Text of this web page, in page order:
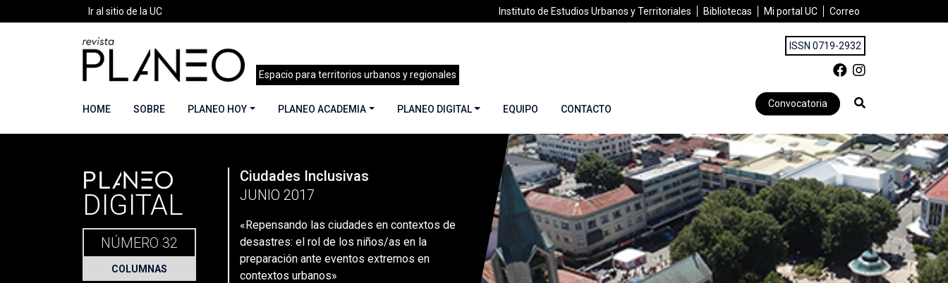
Ir al sitio de la UC Instituto de Estudios Urbanos y Territoriales Bibliotecas Mi portal UC Correo
Espacio para territorios urbanos y regionales
ISSN 0719-2932
HOME SOBRE PLANEO HOY PLANEO ACADEMIA PLANEO DIGITAL EQUIPO CONTACTO Convocatoria
Portada» Planeo Hoy Secciones»Columnas»«Repensando las ciudades en contextos de desastres: el rol de los niños/as en la preparación ante eventos extremos en
PLANEO
DIGITAL
NÚMERO 32
COLUMNAS
Ciudades Inclusivas
JUNIO 2017
«Repensando las ciudades en contextos de
desastres: el rol de los niños/as en la
preparación ante eventos extremos en
contextos urbanos»